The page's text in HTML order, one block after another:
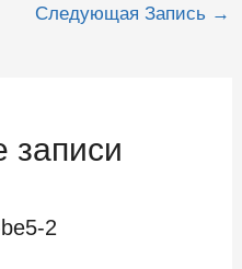
Следующая Запись →
записи
2